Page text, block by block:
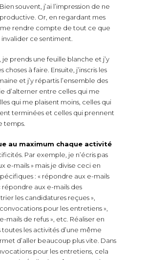
souvent, j’ai l’impression de ne
Or, en regardant mes
me rendre compte de tout ce que
invalider ce sentiment.
je prends une feuille blanche et j’y
choses à faire. Ensuite, j’inscris les
et j’y répartis l’ensemble des
d’alterner entre celles qui me
qui me plaisent moins, celles qui
terminées et celles qui prennent
temps.
au maximum chaque activité
Par exemple, je n’écris pas
e-mails » mais je divise ceci en
: « répondre aux e-mails
répondre aux e-mails des
les candidatures reçues »,
pour les entretiens »,
mails de refus », etc. Réaliser en
les activités d’une même
d’aller beaucoup plus vite. Dans
pour les entretiens, cela